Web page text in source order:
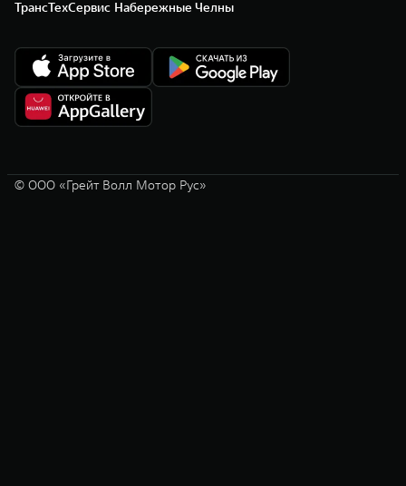
ТрансТехСервис Набережные Челны
© ООО «Грейт Волл Мотор Рус»